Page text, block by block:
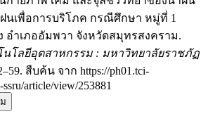
นเพื่อการบริโภค กรณีศึกษา หมู่ที่ 1
อำเภออัมพวา จังหวัดสมุทรสงคราม.
นโลยีอุตสาหกรรม : มหาวิทยาลัยราชภัฏ
สืบค้น จาก https://ph01.tci-
article/view/253881